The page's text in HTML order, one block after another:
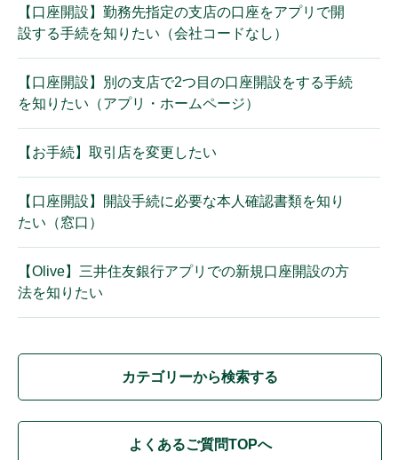
【口座開設】勤務先指定の支店の口座をアプリで開
設する手続を知りたい（会社コードなし）
【口座開設】別の支店で2つ目の口座開設をする手続
を知りたい（アプリ・ホームページ）
【お手続】取引店を変更したい
【口座開設】開設手続に必要な本人確認書類を知り
たい（窓口）
【Olive】三井住友銀行アプリでの新規口座開設の方
法を知りたい
カテゴリーから検索する
よくあるご質問TOPへ